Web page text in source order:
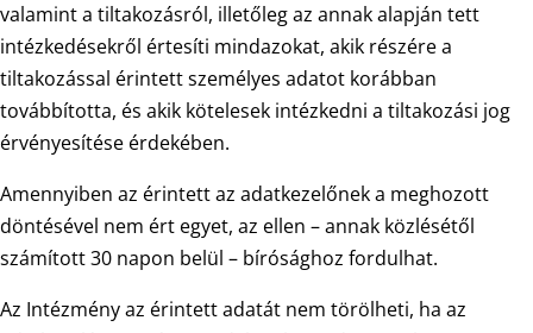
valamint a tiltakozásról, illetőleg az annak alapján tett
intézkedésekről értesíti mindazokat, akik részére a
tiltakozással érintett személyes adatot korábban
továbbította, és akik kötelesek intézkedni a tiltakozási jog
érvényesítése érdekében.
Amennyiben az érintett az adatkezelőnek a meghozott
döntésével nem ért egyet, az ellen – annak közlésétől
számított 30 napon belül – bírósághoz fordulhat.
Az Intézmény az érintett adatát nem törölheti, ha az